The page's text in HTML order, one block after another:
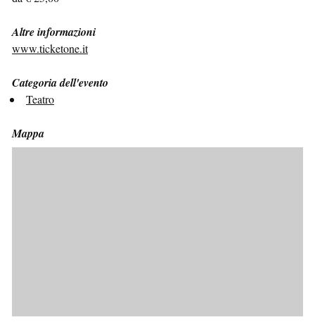
Altre informazioni
www.ticketone.it
Categoria dell'evento
Teatro
Mappa